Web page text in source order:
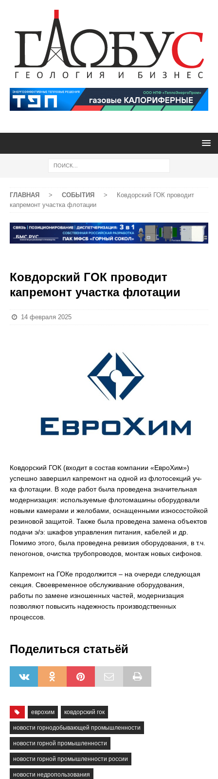
ГЛАВНАЯ > СОБЫТИЯ >
Ковдорский ГОК проводит
капремонт участка флотации
Ковдорский ГОК проводит
капремонт участка флотации
14 февраля 2025
Ковдорский ГОК (входит в состав компании «ЕвроХим»)
успешно завершил капремонт на одной из флотосекций уч-
ка флотации. В ходе работ была проведена значительная
модернизация: используемые флотомашины оборудовали
новыми камерами и желобами, оснащенными износостойкой
резиновой защитой. Также была проведена замена объектов
подачи э/э: шкафов управления питания, кабелей и др.
Помимо этого, была проведена ревизия оборудования, в т.ч.
пеногонов, очистка трубопроводов, монтаж новых сифонов.
Капремонт на ГОКе продолжится – на очереди следующая
секция. Своевременное обслуживание оборудования,
работы по замене изношенных частей, модернизация
позволяют повысить надежность производственных
процессов.
Поделиться статьёй
еврохим ковдорский гок
новости горнодобывающей промышленности
новости горной промышленности
новости горной промышленности россии
новости недропользования